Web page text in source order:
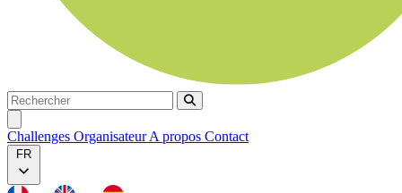
Rechercher
Rechercher
Challenges OrganisateurA propos Contact
FR